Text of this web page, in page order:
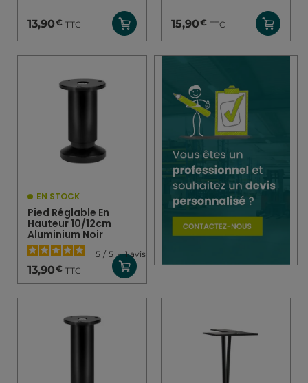
13,90€ TTC 15,90€ TTC
EN STOCK
Pied Réglable En
Hauteur 10/12cm
Aluminium Noir
5 / 5 - 1avis
13,90€ TTC